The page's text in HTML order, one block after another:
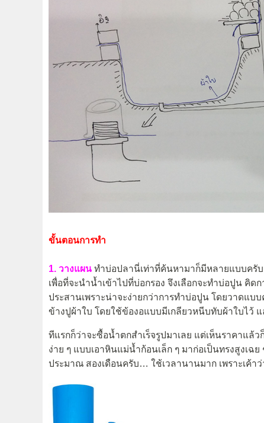
ขั้นตอนการทำ
1. วางแผน ทำบ่อปลานี่เท่าที่ค้นหามาก็มีหลายแบบครั
เพื่อที่จะนำน้ำเข้าไปที่บ่อกรอง จึงเลือกจะทำบ่อปูน คิด
ประสานเพราะน่าจะง่ายกว่าการทำบ่อปูน โดยวาดแบ
ข้างปูผ้าใบ โดยใช้ข้องอแบบมีเกลียวหนีบทับผ้าใบไว้
ทีแรกก็ว่าจะซื้อน้ำตกสำเร็จรูปมาเลย แต่เห็นราคาแล้
ง่าย ๆ แบบเอาหินแม่น้ำก้อนเล็ก ๆ มาก่อเป็นทรงสูงเฉ
ประมาณ สองเดือนครับ… ใช้เวลานานมาก เพราะเค้า